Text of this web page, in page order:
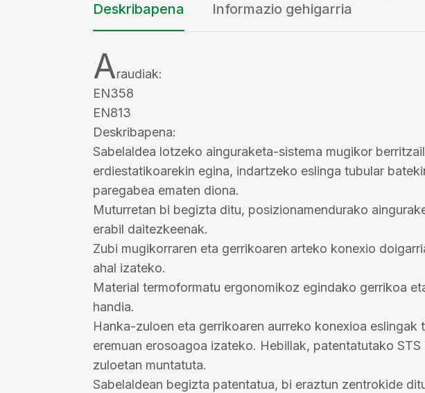
Deskribapena Informazio gehigarria
Araudiak:
EN358
EN813
Deskribapena:
Sabelaldea lotzeko ainguraketa-sistema mugikor
erdiestatikoarekin egina, indartzeko eslinga tubular
paregabea ematen diona.
Muturretan bi begizta ditu, posizionamendurako
erabil daitezkeenak.
Zubi mugikorraren eta gerrikoaren arteko konexio
ahal izateko.
Material termoformatu ergonomikoz egindako gerrikoa
handia.
Hanka-zuloen eta gerrikoaren aurreko konexioa eslingak
eremuan erosoagoa izateko. Hebillak, patentatutako
zuloetan muntatuta.
Sabelaldean begizta patentatua, bi eraztun zentrokide